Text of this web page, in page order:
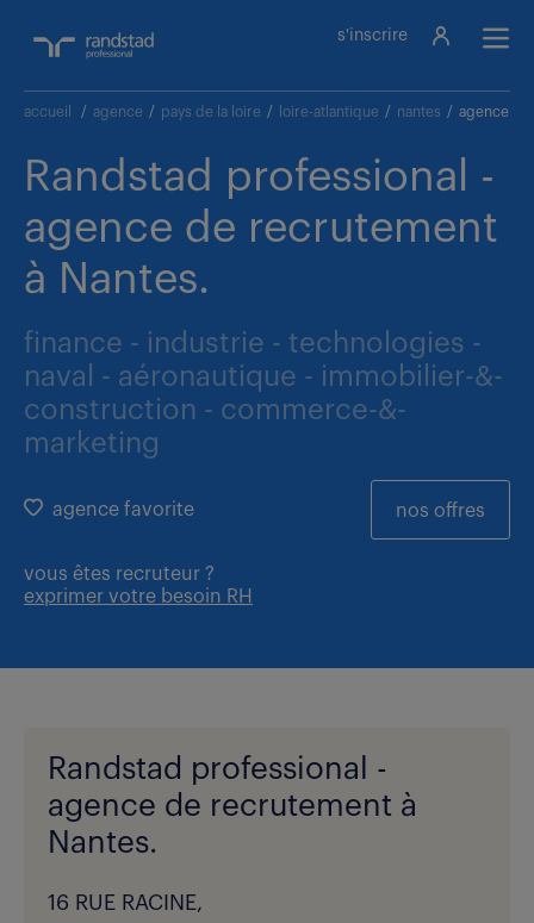
s'inscrire
accueil / agence / pays de la loire / loire-atlantique / nantes / agence
Randstad professional -
agence de recrutement
à Nantes.
finance - industrie - technologies -
naval - aéronautique - immobilier-&-
construction - commerce-&-
marketing
nos offres
agence favorite
vous êtes recruteur ?
exprimer votre besoin RH
Randstad professional -
agence de recrutement à
Nantes.
16 RUE RACINE,